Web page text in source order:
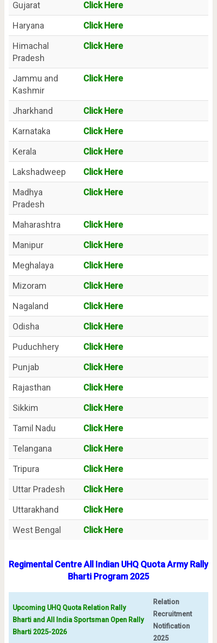
Gujarat
Click Here
Haryana
Click Here
Himachal
Pradesh
Click Here
Jammu and
Kashmir
Click Here
Jharkhand
Click Here
Karnataka
Click Here
Kerala
Click Here
Lakshadweep
Click Here
Madhya
Pradesh
Click Here
Maharashtra
Click Here
Manipur
Click Here
Meghalaya
Click Here
Mizoram
Click Here
Nagaland
Click Here
Odisha
Click Here
Puduchhery
Click Here
Punjab
Click Here
Rajasthan
Click Here
Sikkim
Click Here
Tamil Nadu
Click Here
Telangana
Click Here
Tripura
Click Here
Uttar Pradesh
Click Here
Uttarakhand
Click Here
West Bengal
Click Here
Regimental Centre All Indian UHQ Quota Army Rally
Bharti Program 2025
Upcoming UHQ Quota Relation Rally
Bharti and All India Sportsman Open Rally
Bharti 2025-2026
Relation
Recruitment
Notification
2025